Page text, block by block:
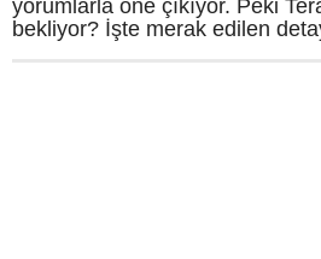
yorumlarla öne çıkıyor. Peki
bekliyor? İşte merak edilen